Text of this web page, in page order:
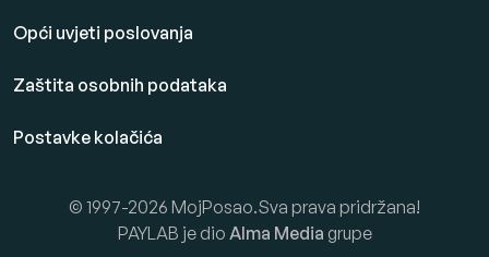
Opći uvjeti poslovanja
Zaštita osobnih podataka
Postavke kolačića
© 1997-2026 MojPosao.Sva prava pridržana!
PAYLAB je dio Alma Media grupe